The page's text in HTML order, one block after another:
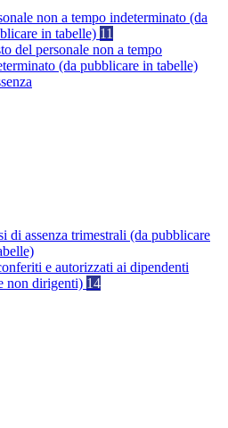
non a tempo indeterminato (da
in tabelle) 11
del personale non a tempo
(da pubblicare in tabelle)
di assenza trimestrali (da pubblicare
e autorizzati ai dipendenti
non dirigenti) 14